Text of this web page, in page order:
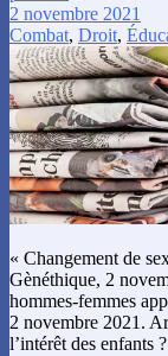
2 novembre 2021
Combat, Droit,
« Changement de
Gènéthique, 2
hommes-femmes
2 novembre 2021.
l’intérêt des